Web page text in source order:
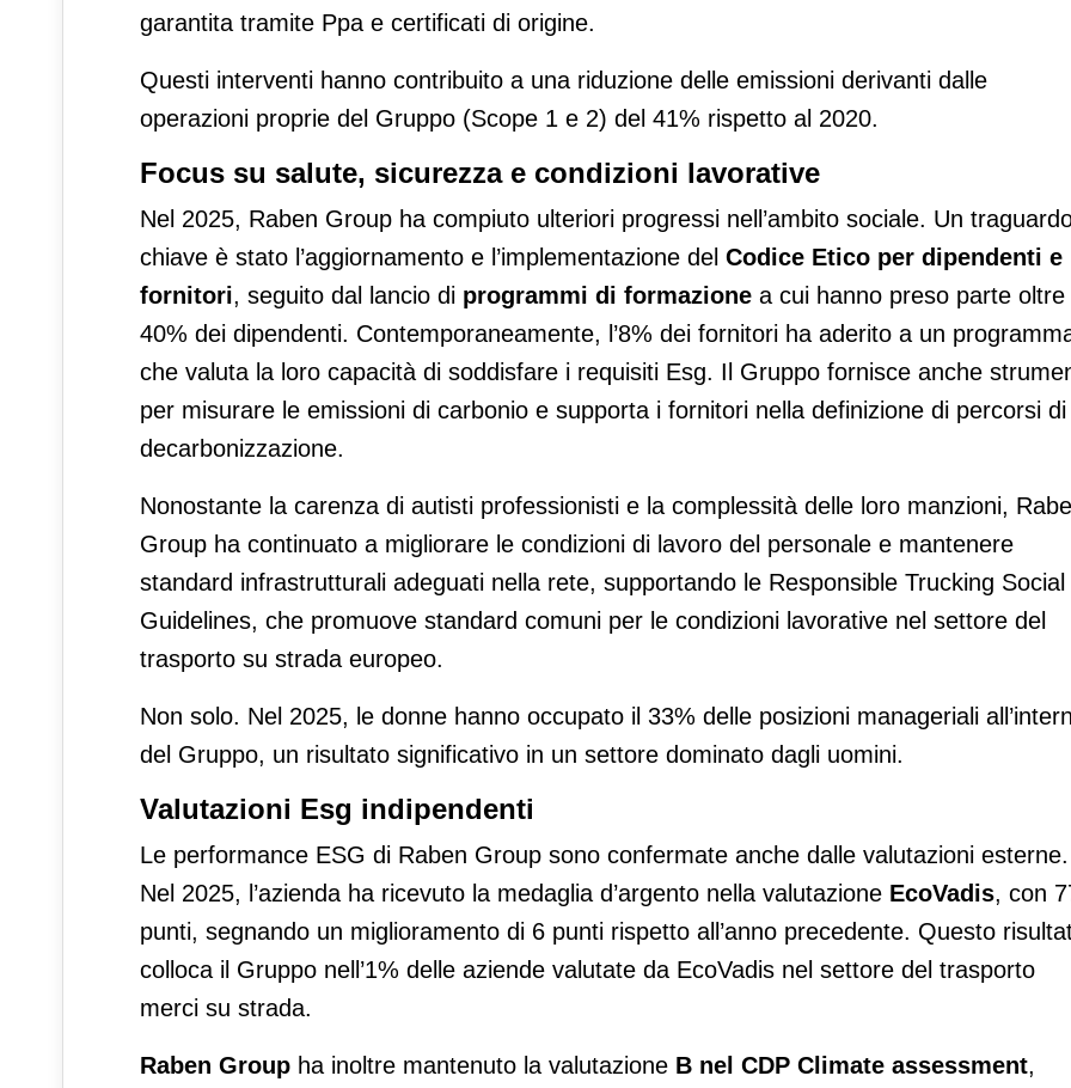
garantita tramite Ppa e certificati di origine.
Questi interventi hanno contribuito a una riduzione delle emissioni derivanti dalle
operazioni proprie del Gruppo (Scope 1 e 2) del 41% rispetto al 2020.
Focus su salute, sicurezza e condizioni lavorative
Nel 2025, Raben Group ha compiuto ulteriori progressi nell’ambito sociale. Un
chiave è stato l’aggiornamento e l’implementazione del Codice Etico per dipendenti e
fornitori, seguito dal lancio di programmi di formazione a cui hanno preso parte oltre
40% dei dipendenti. Contemporaneamente, l’8% dei fornitori ha aderito a un
che valuta la loro capacità di soddisfare i requisiti Esg. Il Gruppo fornisce anche
per misurare le emissioni di carbonio e supporta i fornitori nella definizione di percorsi di
decarbonizzazione.
Nonostante la carenza di autisti professionisti e la complessità delle loro manzioni,
Group ha continuato a migliorare le condizioni di lavoro del personale e mantenere
standard infrastrutturali adeguati nella rete, supportando le Responsible Trucking Social
Guidelines, che promuove standard comuni per le condizioni lavorative nel settore del
trasporto su strada europeo.
Non solo. Nel 2025, le donne hanno occupato il 33% delle posizioni manageriali
del Gruppo, un risultato significativo in un settore dominato dagli uomini.
Valutazioni Esg indipendenti
Le performance ESG di Raben Group sono confermate anche dalle valutazioni esterne.
Nel 2025, l’azienda ha ricevuto la medaglia d’argento nella valutazione EcoVadis, con
punti, segnando un miglioramento di 6 punti rispetto all’anno precedente. Questo
colloca il Gruppo nell’1% delle aziende valutate da EcoVadis nel settore del trasporto
merci su strada.
Raben Group ha inoltre mantenuto la valutazione B nel CDP Climate assessment,